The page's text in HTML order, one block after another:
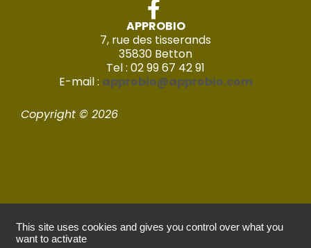
APPROBIO
7, rue des tisserands
35830 Betton
Tel : 02 99 67 42 91
E-mail : approbio@approbio.com
Copyright © 2026
Mentions légales
This site uses cookies and gives you control over what you
want to activate